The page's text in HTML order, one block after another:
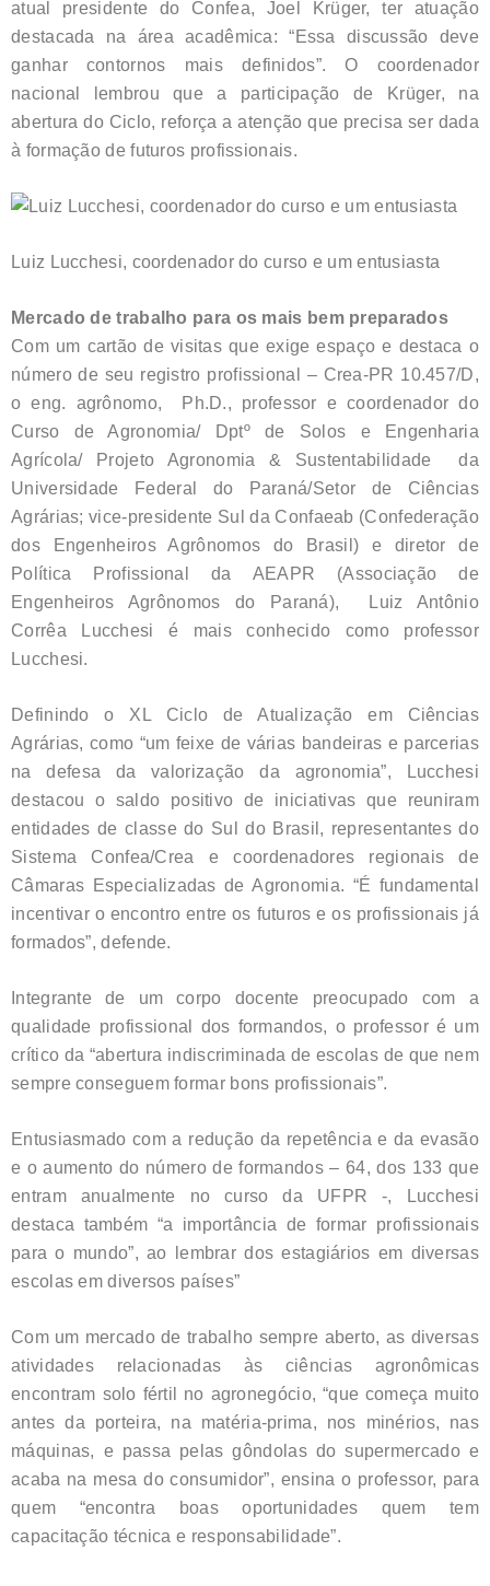
atual presidente do Confea, Joel Krüger, ter atuação
destacada na área acadêmica: “Essa discussão deve
ganhar contornos mais definidos”. O coordenador
nacional lembrou que a participação de Krüger, na
abertura do Ciclo, reforça a atenção que precisa ser dada
à formação de futuros profissionais.
Luiz Lucchesi, coordenador do curso e um entusiasta
Mercado de trabalho para os mais bem preparados
Com um cartão de visitas que exige espaço e destaca o
número de seu registro profissional – Crea-PR 10.457/D,
o eng. agrônomo, Ph.D., professor e coordenador do
Curso de Agronomia/ Dptº de Solos e Engenharia
Agrícola/ Projeto Agronomia & Sustentabilidade da
Universidade Federal do Paraná/Setor de Ciências
Agrárias; vice-presidente Sul da Confaeab (Confederação
dos Engenheiros Agrônomos do Brasil) e diretor de
Política Profissional da AEAPR (Associação de
Engenheiros Agrônomos do Paraná), Luiz Antônio
Corrêa Lucchesi é mais conhecido como professor
Lucchesi.
Definindo o XL Ciclo de Atualização em Ciências
Agrárias, como “um feixe de várias bandeiras e parcerias
na defesa da valorização da agronomia”, Lucchesi
destacou o saldo positivo de iniciativas que reuniram
entidades de classe do Sul do Brasil, representantes do
Sistema Confea/Crea e coordenadores regionais de
Câmaras Especializadas de Agronomia. “É fundamental
incentivar o encontro entre os futuros e os profissionais já
formados”, defende.
Integrante de um corpo docente preocupado com a
qualidade profissional dos formandos, o professor é um
crítico da “abertura indiscriminada de escolas de que nem
sempre conseguem formar bons profissionais”.
Entusiasmado com a redução da repetência e da evasão
e o aumento do número de formandos – 64, dos 133 que
entram anualmente no curso da UFPR -, Lucchesi
destaca também “a importância de formar profissionais
para o mundo”, ao lembrar dos estagiários em diversas
escolas em diversos países”
Com um mercado de trabalho sempre aberto, as diversas
atividades relacionadas às ciências agronômicas
encontram solo fértil no agronegócio, “que começa muito
antes da porteira, na matéria-prima, nos minérios, nas
máquinas, e passa pelas gôndolas do supermercado e
acaba na mesa do consumidor”, ensina o professor, para
quem “encontra boas oportunidades quem tem
capacitação técnica e responsabilidade”.